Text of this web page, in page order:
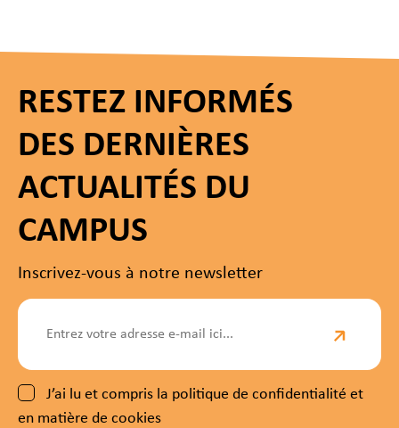
RESTEZ INFORMÉS
DES DERNIÈRES
ACTUALITÉS DU
CAMPUS
Inscrivez-vous à notre newsletter
J’ai lu et compris la politique de confidentialité et
en matière de cookies